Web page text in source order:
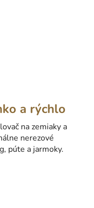
a rýchlo
na zemiaky a
nerezové
púte a jarmoky.